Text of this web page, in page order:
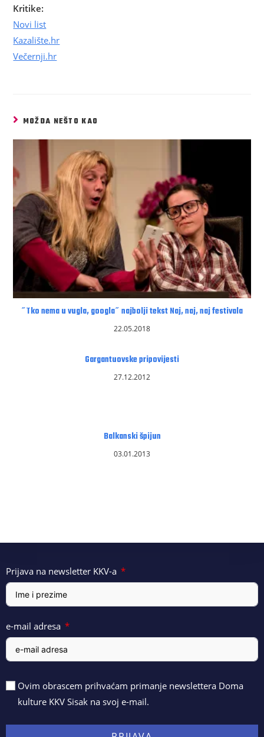
Kritike:
Novi list
Kazalište.hr
Večernji.hr
MOŽDA NEŠTO KAO
˝Tko nema u vugla, googla˝ najbolji tekst Naj, naj, naj festivala
22.05.2018
Gargantuovske pripovijesti
27.12.2012
Balkanski špijun
03.01.2013
Prijava na newsletter KKV-a
e-mail adresa
Ovim obrascem prihvaćam primanje newslettera Doma
kulture KKV Sisak na svoj e-mail.